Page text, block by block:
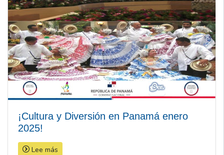
¡Cultura y Diversión en Panamá enero
2025!
Lee más